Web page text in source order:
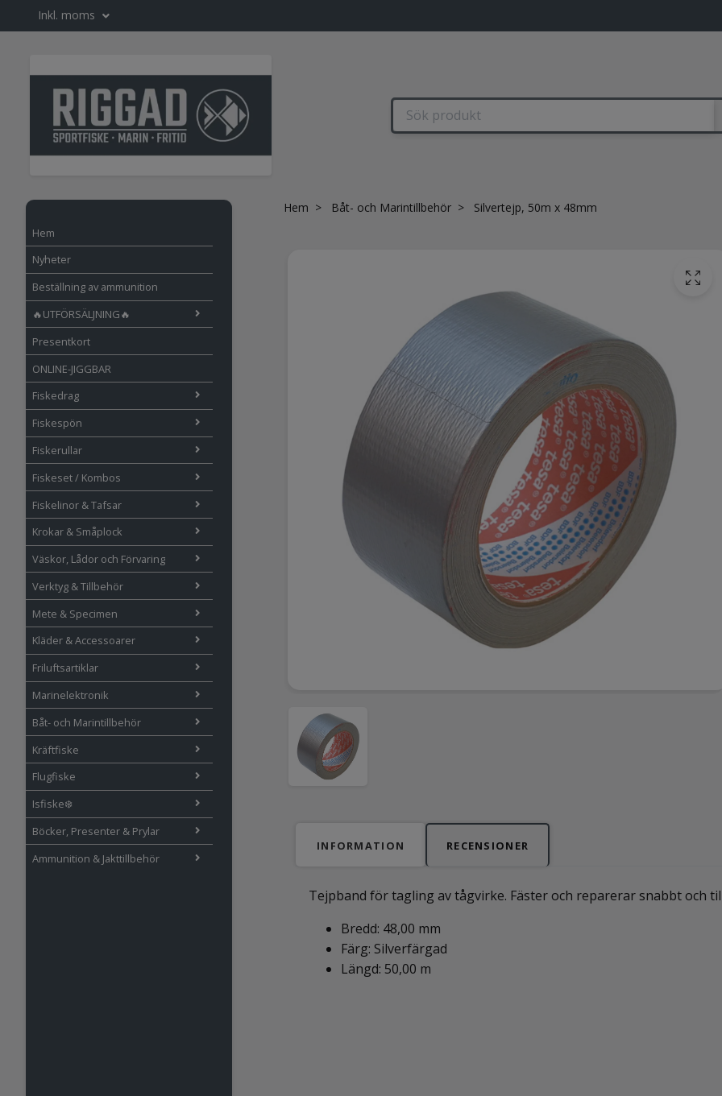
Inkl. moms
Hem
Nyheter
Beställning av ammunition
🔥UTFÖRSÄLJNING🔥
Presentkort
ONLINE-JIGGBAR
Fiskedrag
Fiskespön
Fiskerullar
Fiskeset / Kombos
Fiskelinor & Tafsar
Krokar & Småplock
Väskor, Lådor och Förvaring
Verktyg & Tillbehör
Mete & Specimen
Kläder & Accessoarer
Friluftsartiklar
Marinelektronik
Båt- och Marintillbehör
Kräftfiske
Flugfiske
Isfiske❄️
Böcker, Presenter & Prylar
Ammunition & Jakttillbehör
Hem Båt- och Marintillbehör Silvertejp, 50m x 48mm
INFORMATION RECENSIONER
Tejpband för tagling av tågvirke. Fäster och reparerar snabbt och
Bredd: 48,00 mm
Färg: Silverfärgad
Längd: 50,00 m